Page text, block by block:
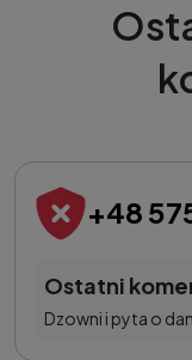
+48
Ostatni
Dzowni i pyta o